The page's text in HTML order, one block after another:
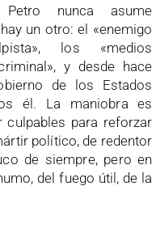
nunca asume
un otro: el «enemigo
los «medios
y desde hace
de los Estados
él. La maniobra es
culpables para reforzar
político, de redentor
de siempre, pero en
del fuego útil, de la